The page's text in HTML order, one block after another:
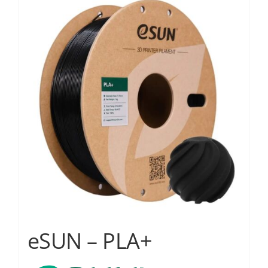
Services
Academy
Software
Blog
Επικοινωνία
eSUN – PLA+